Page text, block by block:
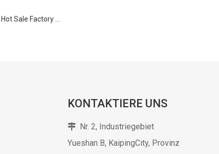
KONTAKTIERE UNS
 Nr. 2, Industriegebiet
Yueshan B, KaipingCity, Provinz